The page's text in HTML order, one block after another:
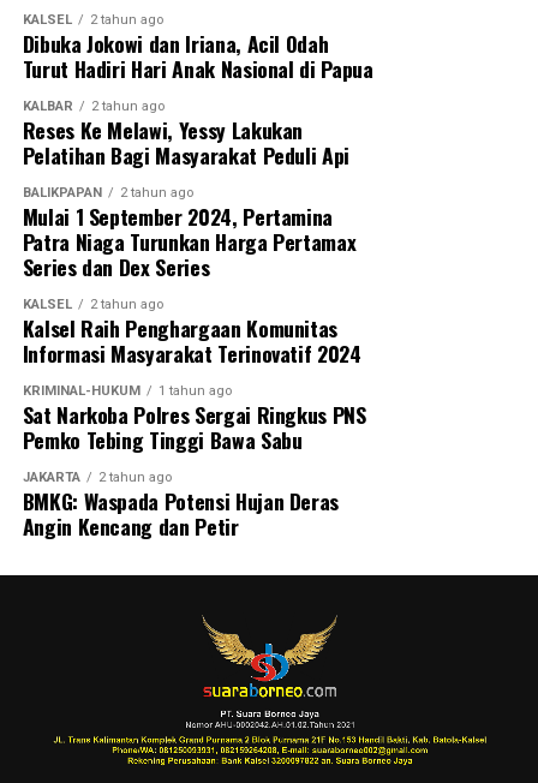
KALSEL 2 tahun ago
Dibuka Jokowi dan Iriana, Acil Odah
Turut Hadiri Hari Anak Nasional di Papua
KALBAR 2 tahun ago
Reses Ke Melawi, Yessy Lakukan
Pelatihan Bagi Masyarakat Peduli Api
BALIKPAPAN 2 tahun ago
Mulai 1 September 2024, Pertamina
Patra Niaga Turunkan Harga Pertamax
Series dan Dex Series
KALSEL 2 tahun ago
Kalsel Raih Penghargaan Komunitas
Informasi Masyarakat Terinovatif 2024
KRIMINAL-HUKUM 1 tahun ago
Sat Narkoba Polres Sergai Ringkus PNS
Pemko Tebing Tinggi Bawa Sabu
JAKARTA 2 tahun ago
BMKG: Waspada Potensi Hujan Deras
Angin Kencang dan Petir